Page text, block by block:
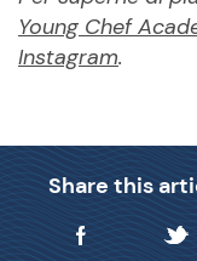
Young Chef
Instagram.
Share this